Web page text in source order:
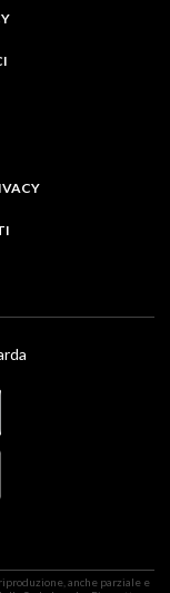
anche parziale e